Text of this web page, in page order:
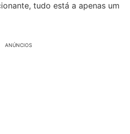
tudo está a apenas um
ANÚNCIOS